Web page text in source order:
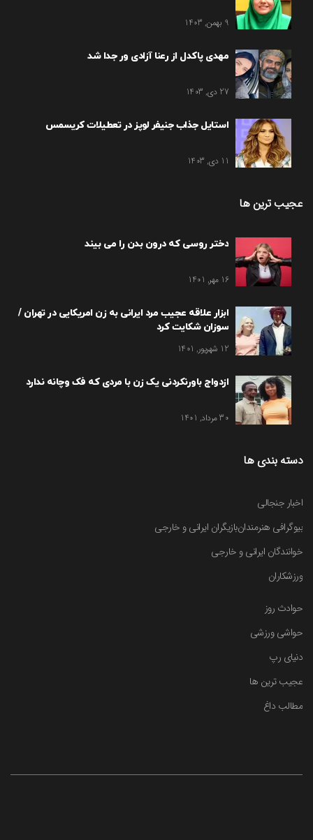
9 بهمن, 1403
مهدی پاکدل از رعنا آزادی ور جدا شد
27 دی, 1403
استایل جذاب جنیفر لوپز در تعطیلات کریسمس
11 دی, 1403
عجیب ترین ها
دختر روسی که درون بدن را می بیند
16 مهر, 1401
ابزار علاقه عجیب مرد ایرانی به زن امریکایی در تهران /
سوزان شکایت کرد
12 شهریور, 1401
ازدواج باورنکردنی یک زن با مردی که فک وچانه ندارد
30 مرداد, 1401
دسته بندی ها
اخبار جنجالی
بیوگرافی هنرمندانبازیگران ایرانی و خارجی
خوانندگان ایرانی و خارجی
ورزشکاران
حوادث روز
حواشی ورزشی
دنیای رپ
عجیب ترین ها
مطالب داغ